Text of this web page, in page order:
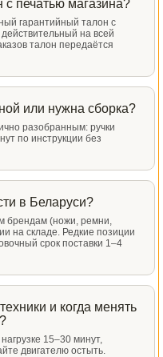
с печатью магазина?
гарантийный талон с
на всей
талон передаётся
или нужна сборка?
разобранным: ручки
по инструкции без
в Беларуси?
брендам (ножи, ремни,
на складе. Редкие позиции
срок поставки 1–4
и когда менять
15–30 минут,
двигателю остыть.